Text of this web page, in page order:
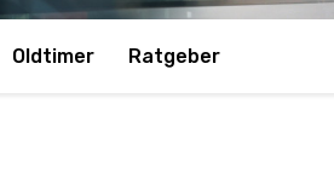
Oldtimer Ratgeber